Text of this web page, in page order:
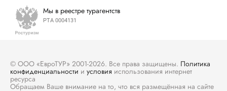
Мы в реестре турагентств
РТА 0004131
© ООО «ЕвроТУР» 2001-2026. Все права защищены. Политика
конфиденциальности и условия использования интернет
ресурса
Обращаем Ваше внимание на то, что вся размещённая на сайте